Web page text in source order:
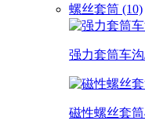
螺丝套筒 (10)
强力套筒车
磁性螺丝套